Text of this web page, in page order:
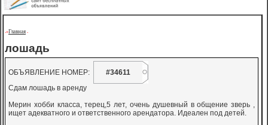
->Главная -
лошадь
ОБЪЯВЛЕНИЕ НОМЕР:
#34611
Сдам лошадь в аренду
Мерин хобби класса, терец,5 лет, очень душевный в общение зверь ,
ищет адекватного и ответственного арендатора. Идеален под детей.